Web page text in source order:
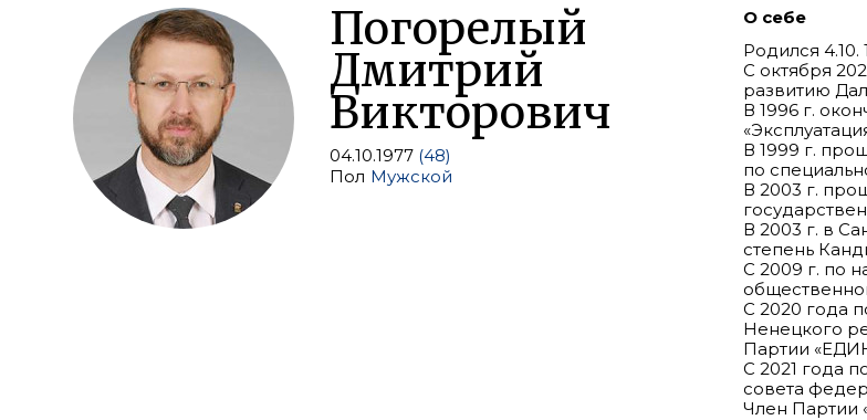
Погорелый
Дмитрий
Викторович
04.10.1977 (48)
Пол Мужской
О себе
Родился
С октября
развитию
В 1996 г.
В 1999 г.
по
В 2003 г.
В 2003 г. в
степень
С 2009 г. по
С 2020 года
Ненецкого
Партии
С 2021 года
совета
Член